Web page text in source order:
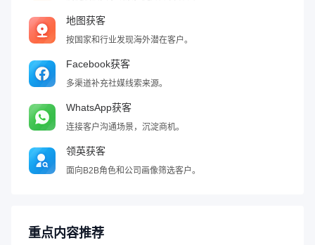
地图获客
按国家和行业发现海外潜在客户。
Facebook获客
多渠道补充社媒线索来源。
WhatsApp获客
连接客户沟通场景，沉淀商机。
领英获客
面向B2B角色和公司画像筛选客户。
重点内容推荐